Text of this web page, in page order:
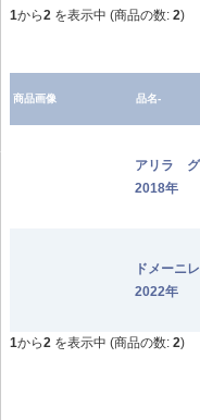
1から2 を表示中 (商品の数: 2)
商品画像 品名-
アリラ
2018年
ドメー
2022年
1から2 を表示中 (商品の数: 2)